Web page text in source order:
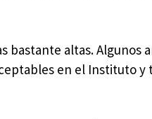
bastante altas. Algunos
en el Instituto